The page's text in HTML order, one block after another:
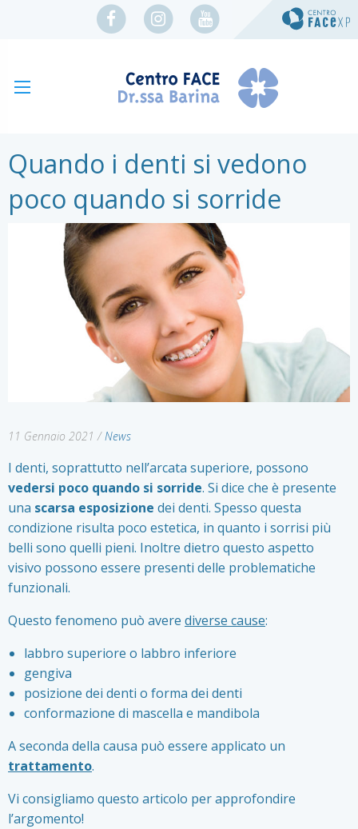
Quando i denti si vedono
poco quando si sorride
11 Gennaio 2021 /News
I denti, soprattutto nell’arcata superiore, possono
vedersi poco quando si sorride. Si dice che è presente
una scarsa esposizione dei denti. Spesso questa
condizione risulta poco estetica, in quanto i sorrisi più
belli sono quelli pieni. Inoltre dietro questo aspetto
visivo possono essere presenti delle problematiche
funzionali.
Questo fenomeno può avere diverse cause:
labbro superiore o labbro inferiore
gengiva
posizione dei denti o forma dei denti
conformazione di mascella e mandibola
A seconda della causa può essere applicato un
trattamento.
Vi consigliamo questo articolo per approfondire
l’argomento!